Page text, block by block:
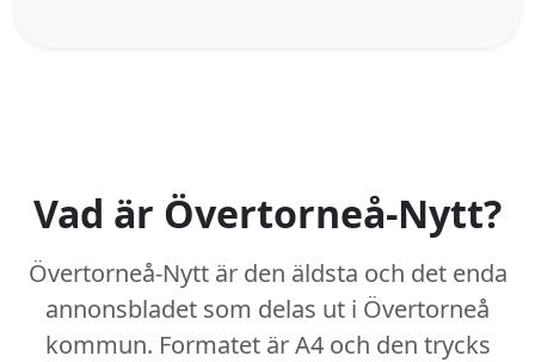
Vad är Övertorneå-Nytt?
Övertorneå-Nytt är den äldsta och det enda
annonsbladet som delas ut i Övertorneå
kommun. Formatet är A4 och den trycks